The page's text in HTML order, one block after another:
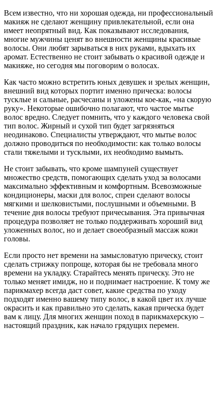
Всем известно, что ни хорошая одежда, ни профессиональный
макияж не сделают женщину привлекательной, если она
имеет неопрятный вид. Как показывают исследования,
многие мужчины ценят во внешности женщины красивые
волосы. Они любят зарываться в них руками, вдыхать их
аромат. Естественно не стоит забывать о красивой одежде и
макияже, но сегодня мы поговорим о волосах.
Как часто можно встретить юных девушек и зрелых женщин,
внешний вид которых портит именно прическа: волосы
тусклые и сальные, расчесаны и уложены кое-как, «на скорую
руку». Некоторые ошибочно полагают, что частое мытье
волос вредно. Следует помнить, что у каждого человека свой
тип волос. Жирный и сухой тип будет загрязняться
неодинаково. Специалисты утверждают, что мытье волос
должно проводиться по необходимости: как только волосы
стали тяжелыми и тусклыми, их необходимо вымыть.
Не стоит забывать, что кроме шампуней существует
множество средств, помогающих сделать уход за волосами
максимально эффективным и комфортным. Всевозможные
кондиционеры, маски для волос, спреи сделают волосы
мягкими и шелковистыми, послушными и объемными. В
течение дня волосы требуют причесывания. Эта привычная
процедура позволяет не только поддерживать хороший вид
уложенных волос, но и делает своеобразный массаж кожи
головы.
Если просто нет времени на замысловатую прическу, стоит
сделать стрижку попроще, которая бы не требовала много
времени на укладку. Старайтесь менять прическу. Это не
только меняет имидж, но и поднимает настроение. К тому же
парикмахер всегда даст совет, какие средства по уходу
подходят именно вашему типу волос, в какой цвет их лучше
окрасить и как правильно это сделать, какая прическа будет
вам к лицу. Для многих женщин поход в парикмахерскую –
настоящий праздник, как начало грядущих перемен.